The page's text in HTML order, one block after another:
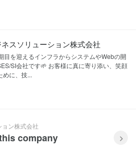
スソリューション株式会社
目を迎えるインフラからシステムやWebの開
SI会社です🌱 お客様に真に寄り添い、笑顔
めに、技...
ン株式会社
company